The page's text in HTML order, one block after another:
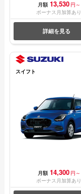
月額 13,530 円～
ボーナス月加算あり
詳細を見る
スイフト
月額 14,300 円～
ボーナス月加算あり